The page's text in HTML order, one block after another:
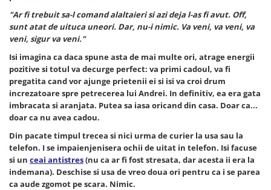
Cadouri Nunta si Cununie civila
"Ar fi trebuit sa-l comand alaltaieri si azi deja l-as fi avut. Off,
sunt atat de uituca uneori. Dar, nu-i nimic. Va veni, va veni, va
veni, sigur va veni."
Isi imagina ca daca spune asta de mai multe ori, atrage energii
pozitive si totul va decurge perfect: va primi cadoul, va fi
pregatita cand vor ajunge prietenii ei si isi va croi drum
increzatoare spre petrecerea lui Andrei. In definitiv, ea era gata
imbracata si aranjata. Putea sa iasa oricand din casa. Doar ca...
doar ca nu avea cadou.
Din pacate timpul trecea si nici urma de curier la usa sau la
telefon. I se impaienjenisera ochii de uitat in telefon. Isi facuse
si un ceai antistres(nu ca ar fi fost stresata, dar acesta ii era la
indemana). Deschise si usa de vreo doua ori pentru ca i se parea
ca aude zgomot pe scara. Nimic.